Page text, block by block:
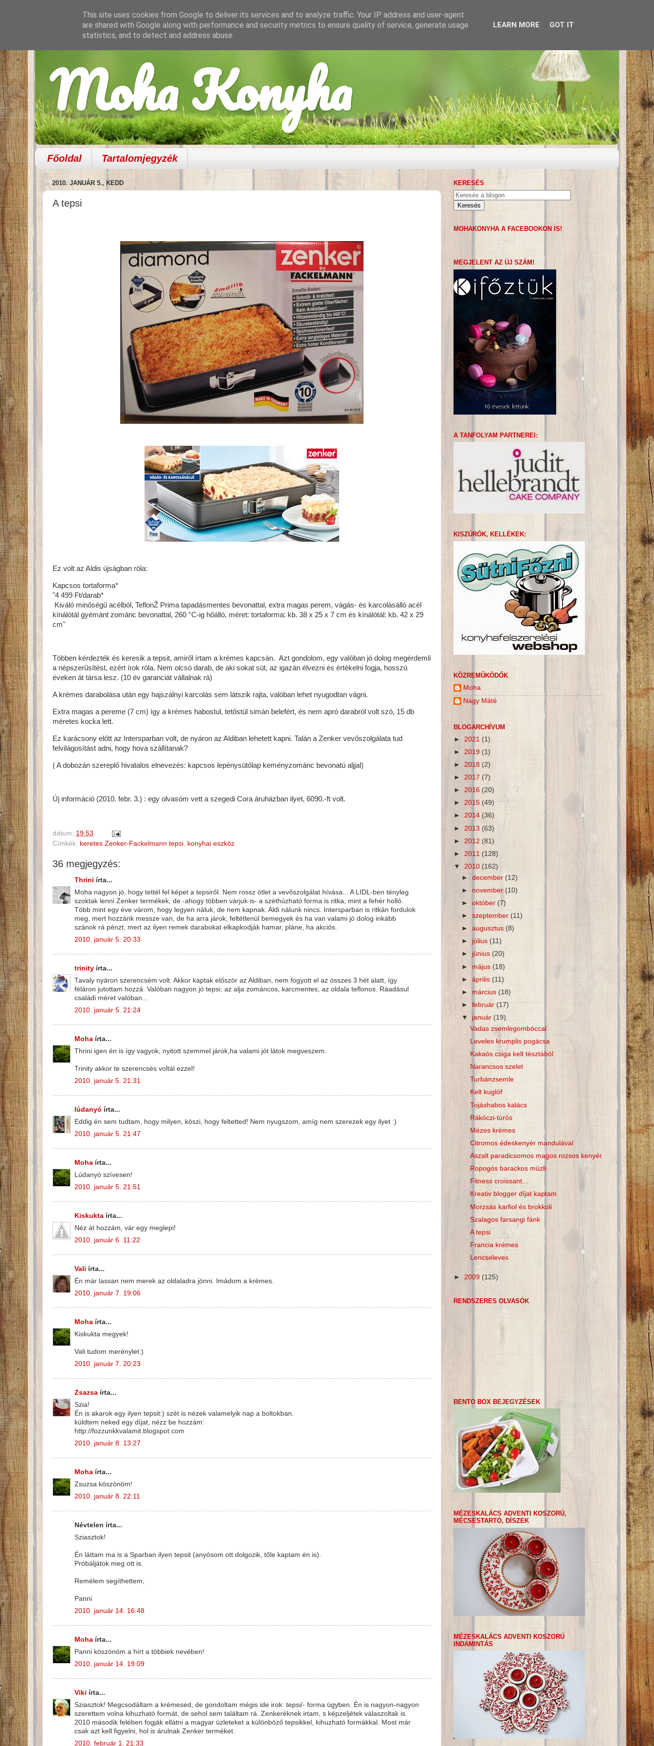
Moha Konyha
Főoldal Tartalomjegyzék
2010. JANUÁR 5., KEDD
A tepsi
Ez volt az Aldis újságban róla:
Kapcsos tortaforma*
"4 499 Ft/darab*
Kiváló minőségű acélból, TeflonŽ Prima tapadásmentes bevonattal, extra magas perem, vágás- és karcolásálló acél
kínálótál gyémánt zománc bevonattal, 260 °C-ig hőálló, méret: tortaforma: kb. 38 x 25 x 7 cm és kínálótál: kb. 42 x 29
cm"
Többen kérdezték és keresik a tepsit, amiről írtam a krémes kapcsán. Azt gondolom, egy valóban jó dolog megérdemli
a népszerűsítést, ezért írok róla. Nem olcsó darab, de aki sokat süt, az igazán élvezni és értékelni fogja, hosszú
éveken át társa lesz. (10 év garanciát vállalnak rá)
A krémes darabolása után egy hajszálnyi karcolás sem látszik rajta, valóban lehet nyugodtan vágni.
Extra magas a pereme (7 cm) így a krémes habostul, tetőstül simán belefért, és nem apró darabról volt szó, 15 db
méretes kocka lett.
Ez karácsony előtt az Intersparban volt, de nyáron az Aldiban lehetett kapni. Talán a Zenker vevőszolgálata tud
felvilágosítást adni, hogy hova szállítanak?
( A dobozán szereplő hivatalos elnevezés: kapcsos lepénysütőlap keményzománc bevonatú aljjal)
Új információ (2010. febr. 3.) : egy olvasóm vett a szegedi Cora áruházban ilyet, 6090.-ft volt.
dátum: 19:53
Címkék: keretes Zenker-Fackelmann tepsi konyhai eszköz
36 megjegyzés:
Thrini írta...
Moha nagyon jó, hogy tettél fel képet a tepsiről. Nem rossz ötlet a vevőszolgálat hívása... A LIDL-ben tényleg
szoktak lenni Zenker termékek, de -ahogy többen várjuk is- a széthúzható forma is ritka, mint a fehér holló.
Több mint egy éve várom, hogy legyen náluk, de nem kapnak. Aldi nálunk nincs. Intersparban is ritkán fordulok
meg, mert hozzánk messze van, de ha arra járok, feltétlenül bemegyek és ha van valami jó dolog inkább
szánok rá pénzt, mert az ilyen remek darabokat elkapkodják hamar, pláne, ha akciós.
2010. január 5. 20:33
trinity írta...
Tavaly nyáron szerencsém volt. Akkor kaptak először az Aldiban, nem fogyott el az összes 3 hét alatt, így
féláron jutottam hozzá. Valóban nagyon jó tepsi, az alja zománcos, karcmentes, az oldala teflonos. Ráadásul
családi méret valóban...
2010. január 5. 21:24
Moha írta...
Thrini igen én is így vagyok, nyitott szemmel járok,ha valami jót látok megveszem.
Trinity akkor te szerencsés voltál ezzel!
2010. január 5. 21:31
lúdanyó írta...
Eddig én sem tudtam, hogy milyen, köszi, hogy feltetted! Nem nyugszom, amíg nem szerezek egy ilyet :)
2010. január 5. 21:47
Moha írta...
Lúdanyó szívesen!
2010. január 5. 21:51
Kiskukta írta...
Néz át hozzám, vár egy meglepi!
2010. január 6. 11:22
Vali írta...
Én már lassan nem merek az oldaladra jönni. Imádom a krémes.
2010. január 7. 19:06
Moha írta...
Kiskukta megyek!
Vali tudom merénylet:)
2010. január 7. 20:23
Zsazsa írta...
Szia!
Én is akarok egy ilyen tepsit:) szét is nézek valamelyik nap a boltokban.
küldtem neked egy díjat, nézz be hozzám:
http://fozzunkkvalamit.blogspot.com
2010. január 8. 13:27
Moha írta...
Zsuzsa köszönöm!
2010. január 8. 22:11
Névtelen írta...
Sziasztok!
Én láttam ma is a Sparban ilyen tepsit (anyósom ott dolgozik, tőle kaptam én is).
Próbáljátok meg ott is.
Remélem segíthettem,
Panni
2010. január 14. 16:48
Moha írta...
Panni köszönöm a hírt a többiek nevében!
2010. január 14. 19:09
Viki írta...
Sziasztok! Megcsodáltam a krémesed, de gondoltam mégis ide irok: tepsi/- forma ügyben. Én is nagyon-nagyon
szerettem volna kihuzható formát, de sehol sem találtam rá. Zenkeréknek irtam, s képzeljétek válaszoltak is.
2010 második felében fogják ellátni a magyar üzleteket a különböző tepsikkel, kihuzható formákkal. Most már
csak azt kell figyelni, hol is árulnak Zenker terméket.
2010. február 1. 21:33
KERESÉS
MOHAKONYHA A FACEBOOKON IS!
MEGJELENT AZ ÚJ SZÁM!
A TANFOLYAM PARTNEREI:
KISZÚRÓK, KELLÉKEK:
KÖZREMŰKÖDŐK
Moha
Nagy Máté
BLOGARCHÍVUM
► 2021 (1)
► 2019 (1)
► 2018 (2)
► 2017 (7)
► 2016 (20)
► 2015 (49)
► 2014 (36)
► 2013 (63)
► 2012 (81)
► 2011 (128)
▼ 2010 (162)
►december(12)
► november (10)
►október (7)
►szeptember(11)
►augusztus (8)
► július(11)
► június(20)
► május (18)
►április (11)
► március(18)
►február(17)
▼ január (19)
Vadas zsemlegombóccal
Leveles krumplis pogácsa
Kakaós csiga kelt tésztából
Narancsos szelet
Turbánzsemle
Kelt kuglóf
Tojáshabos kalács
Rákóczi-túrós
Mézes krémes
Citromos édeskenyér mandulával
Aszalt paradicsomos magos rozsos kenyér
Ropogós barackos müzli
Fitness croissant...
Kreativ blogger díjat kaptam
Morzsás karfiol és brokkoli
Szalagos farsangi fánk
A tepsi
Francia krémes
Lencseleves
► 2009 (125)
RENDSZERES OLVASÓK
BENTO BOX BEJEGYZÉSEK
MÉZESKALÁCS ADVENTI KOSZORÚ,
MÉCSESTARTÓ, DÍSZEK
MÉZESKALÁCS ADVENTI KOSZORÚ
INDAMINTÁS
This site uses cookies from Google to deliver its services and to analyze traffic. Your IP address and user-agent
are shared with Google along with performance and security metrics to ensure quality of service, generate usage
statistics, and to detect and address abuse.
LEARN MORE GOT IT